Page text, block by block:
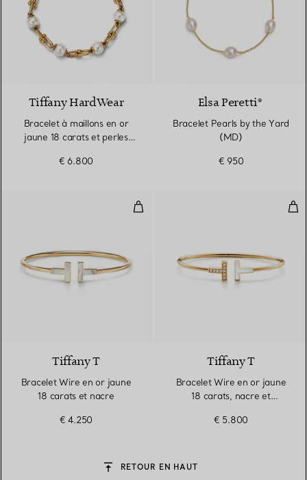
Tiffany HardWear
Bracelet à maillons en or
jaune 18 carats et perles
€ 6.800
Elsa Peretti®
Bracelet Pearls by the Yard
(MD)
€ 950
Bracelet Wire en or jaune 18
Tiffany T
Bracelet Wire en or jaune
18 carats et nacre
€ 4.250
Tiffany T
Bracelet Wire en or jaune
18 carats, nacre et
€ 5.800
RETOUR EN HAUT